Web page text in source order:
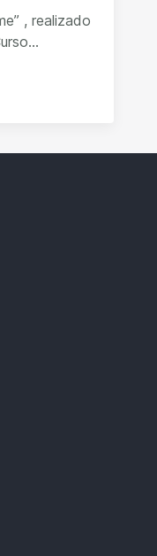
, realizado